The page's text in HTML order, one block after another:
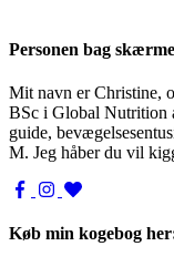
Personen bag
Mit navn er Christine,
BSc i Global Nutrition
guide,
M. Jeg håber du vil
Køb min kogebog